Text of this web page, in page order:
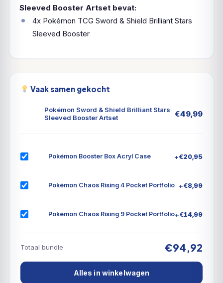
Sleeved Booster Artset bevat:
4x Pokémon TCG Sword & Shield Brilliant Stars
Sleeved Booster
Vaak samen gekocht
Pokémon Sword & Shield Brilliant Stars
Sleeved Booster Artset
€49,99
Pokémon Booster Box Acryl Case +€20,95
Pokémon Chaos Rising 4 Pocket Portfolio +€8,99
Pokémon Chaos Rising 9 Pocket Portfolio+€14,99
Totaal bundle €94,92
Alles in winkelwagen